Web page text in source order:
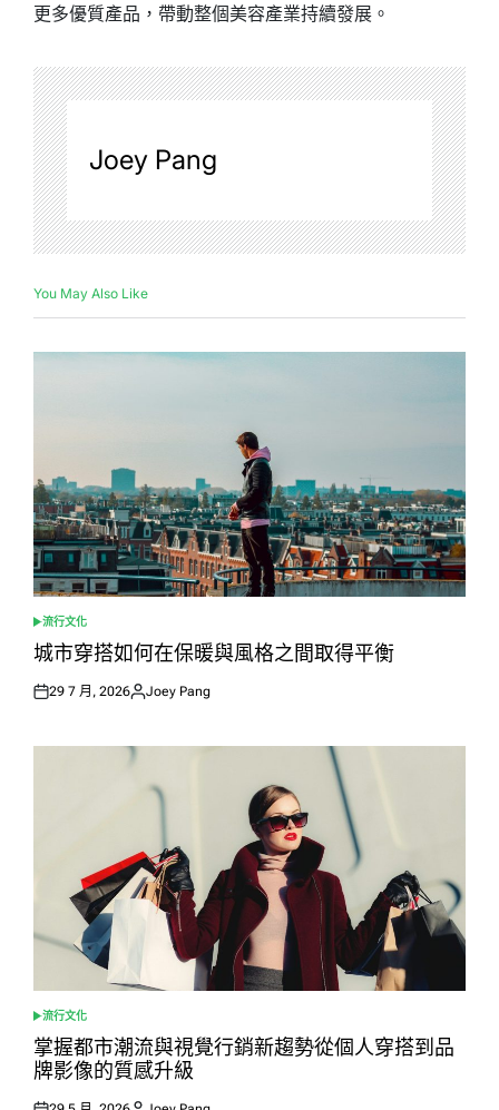
更多優質產品，帶動整個美容產業持續發展。
Joey Pang
You May Also Like
POSTED
IN
流行文化
城市穿搭如何在保暖與風格之間取得平衡
Posted
29 7 月, 2026
Posted
Joey Pang
POSTED
IN
流行文化
掌握都市潮流與視覺行銷新趨勢從個人穿搭到品
牌影像的質感升級